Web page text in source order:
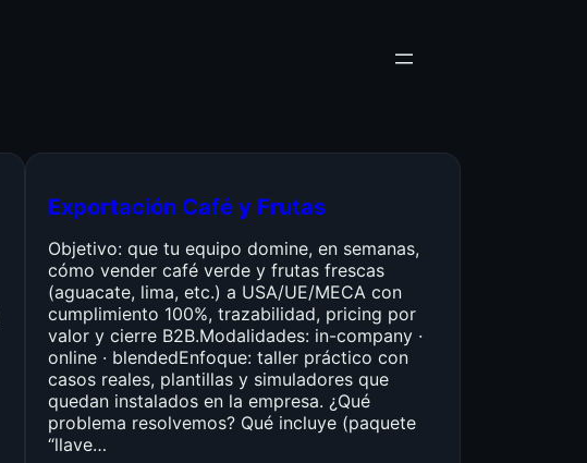
Exportación Café y Frutas
Objetivo: que tu equipo domine, en semanas,
cómo vender café verde y frutas frescas
(aguacate, lima, etc.) a USA/UE/MECA con
cumplimiento 100%, trazabilidad, pricing por
valor y cierre B2B.Modalidades: in-company ·
online · blendedEnfoque: taller práctico con
casos reales, plantillas y simuladores que
quedan instalados en la empresa. ¿Qué
problema resolvemos? Qué incluye (paquete
“llave…